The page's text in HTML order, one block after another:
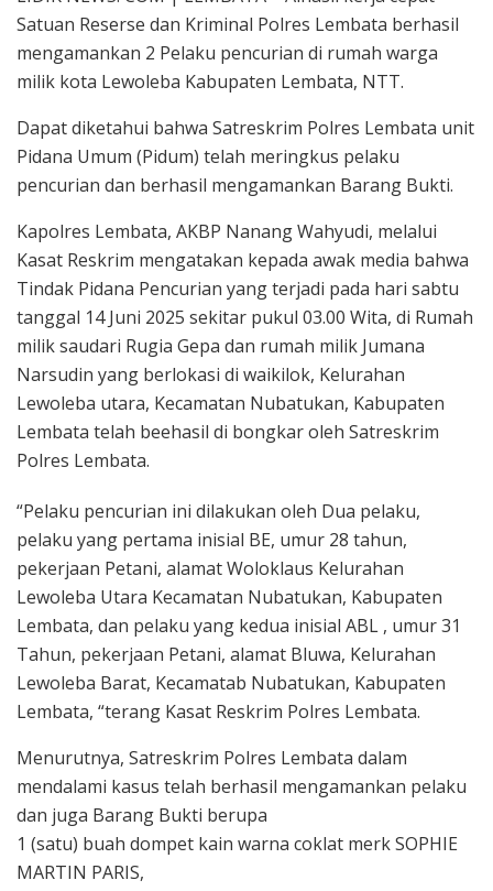
Satuan Reserse dan Kriminal Polres Lembata berhasil
mengamankan 2 Pelaku pencurian di rumah warga
milik kota Lewoleba Kabupaten Lembata, NTT.
Dapat diketahui bahwa Satreskrim Polres Lembata unit
Pidana Umum (Pidum) telah meringkus pelaku
pencurian dan berhasil mengamankan Barang Bukti.
Kapolres Lembata, AKBP Nanang Wahyudi, melalui
Kasat Reskrim mengatakan kepada awak media bahwa
Tindak Pidana Pencurian yang terjadi pada hari sabtu
tanggal 14 Juni 2025 sekitar pukul 03.00 Wita, di Rumah
milik saudari Rugia Gepa dan rumah milik Jumana
Narsudin yang berlokasi di waikilok, Kelurahan
Lewoleba utara, Kecamatan Nubatukan, Kabupaten
Lembata telah beehasil di bongkar oleh Satreskrim
Polres Lembata.
“Pelaku pencurian ini dilakukan oleh Dua pelaku,
pelaku yang pertama inisial BE, umur 28 tahun,
pekerjaan Petani, alamat Woloklaus Kelurahan
Lewoleba Utara Kecamatan Nubatukan, Kabupaten
Lembata, dan pelaku yang kedua inisial ABL , umur 31
Tahun, pekerjaan Petani, alamat Bluwa, Kelurahan
Lewoleba Barat, Kecamatab Nubatukan, Kabupaten
Lembata, “terang Kasat Reskrim Polres Lembata.
Menurutnya, Satreskrim Polres Lembata dalam
mendalami kasus telah berhasil mengamankan pelaku
dan juga Barang Bukti berupa
1 (satu) buah dompet kain warna coklat merk SOPHIE
MARTIN PARIS,